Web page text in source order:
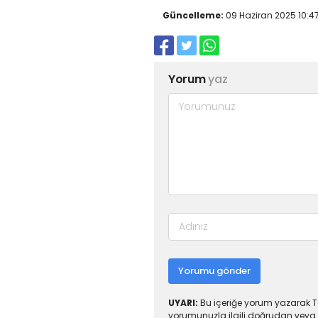
Güncelleme: 09 Haziran 2025
Yorumyaz
Yorumu gönder
UYARI: Bu içeriğe yorum yazarak
yorumunuzla ilgili doğrudan veya